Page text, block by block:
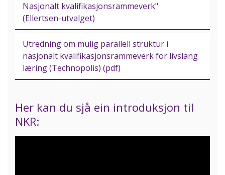
Nasjonalt kvalifikasjonsrammeverk"
(Ellertsen-utvalget)
Utredning om mulig parallell struktur i
nasjonalt kvalifikasjonsrammeverk for livslang
læring (Technopolis) (pdf)
Her kan du sjå ein introduksjon til
NKR: